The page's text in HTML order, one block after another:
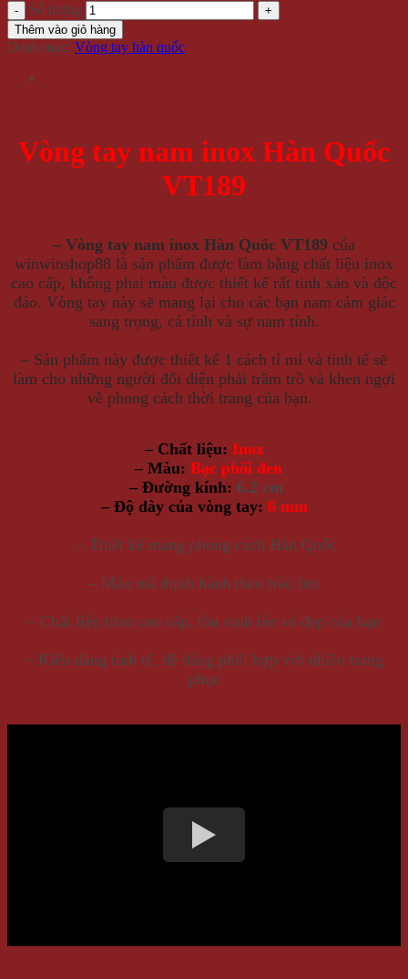
Số lượng
Thêm vào giỏ hàng
Danh mục: Vòng tay hàn quốc
Vòng tay nam inox Hàn Quốc
VT189
– Vòng tay nam inox Hàn Quốc VT189 của
winwinshop88 là sản phẩm được làm bằng chất liệu inox
cao cấp, không phai màu được thiết kế rất tinh xảo và độc
đáo. Vòng tay này sẽmang lại cho các bạn nam cảm giác
sang trọng, cá tính và sự nam tính.
– Sản phẩm này được thiết kế 1 cách tỉ mỉ và tinh tế sẽ
làm cho những người đối diện phải trầm trồ và khen ngợi
về phong cách thời trang của bạn.
– Chất liệu: Inox
– Màu: Bạc phối đen
– Đường kính: 6.2 cm
– Độ dày của vòng tay: 6 mm
– Thiết kế mang phong cách Hàn Quốc
– Mẫu mã thịnh hành theo trào lưu
– Chất liệu titan cao cấp, tôn vinh lên vẻ đẹp của bạn
– Kiểu dáng tinh tế, dễ dàng phối hợp với nhiều trang
phục